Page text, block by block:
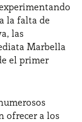
la falta de
las
Marbella
el primer
ofrecer a los